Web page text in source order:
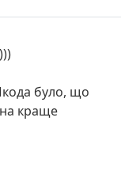
було, що
на краще